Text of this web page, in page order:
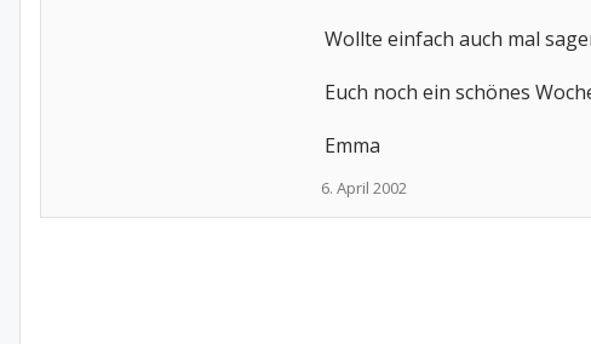
Wollte einfach auch mal
Euch noch ein schönes
Emma
6. April 2002